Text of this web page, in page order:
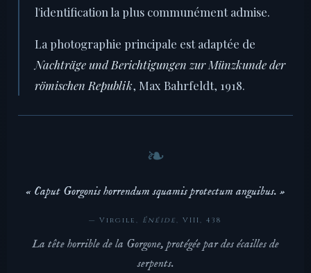
l'identification la plus communément admise.
La photographie principale est adaptée de
Nachträge und Berichtigungen zur Münzkunde der
römischen Republik, Max Bahrfeldt, 1918.
« Caput Gorgonis horrendum squamis protectum anguibus. »
— Virgile, Énéide, VIII, 438
La tête horrible de la Gorgone, protégée par des écailles de
serpents.